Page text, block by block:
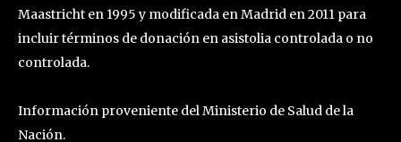
Maastricht en 1995 y modificada en Madrid en 2011 para
incluir términos de donación en asistolia controlada o no
controlada.
Información proveniente del Ministerio de Salud de la
Nación.